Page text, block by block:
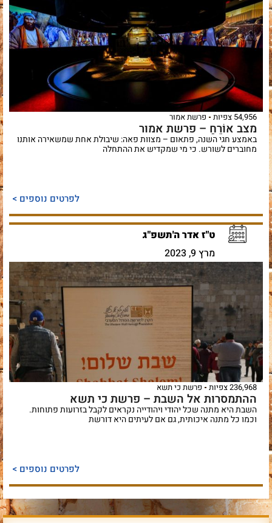
54,956 צפיות פרשת אמור
מצב אוֹרֵחַ – פרשת אמור
באמצע חגי השנה, פתאום – מצוות פאה: שיבולת אחת שמשאירה אותנו
מחוברים לשורש. כי מי שמקדיש את ההתחלה
לפרטים נוספים >
ט"ז אדר ה'תשפ"ג
מרץ 9, 2023
236,968 צפיות פרשת כי תשא
ההתמסרות אל השבת – פרשת כי תשא
השבת היא מתנה שכל יהודי ויהודייה נקראים לקבל בזרועות פתוחות.
וכמו כל מתנה איכותית, גם אם לעיתים היא דורשת
לפרטים נוספים >